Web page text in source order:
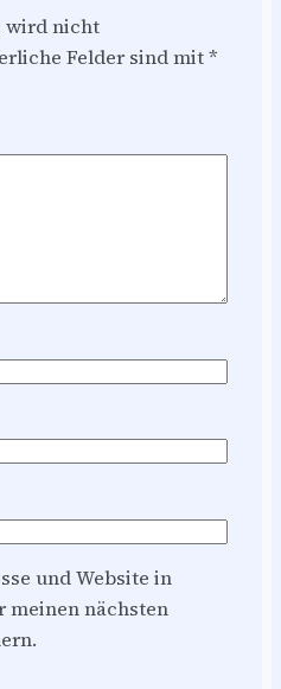
wird nicht
Felder sind mit*
und Website in
meinen nächsten